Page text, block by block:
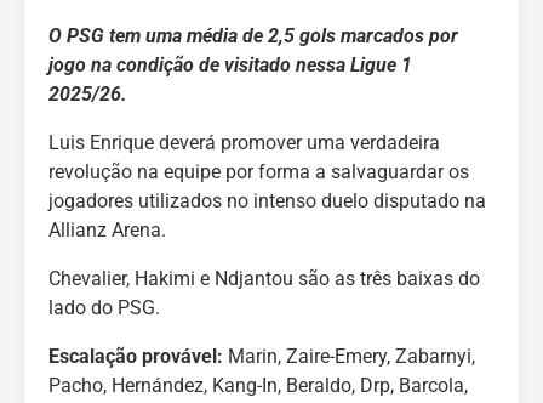
O PSG tem uma média de 2,5 gols marcados por
jogo na condição de visitado nessa Ligue 1
2025/26.
Luis Enrique deverá promover uma verdadeira
revolução na equipe por forma a salvaguardar os
jogadores utilizados no intenso duelo disputado na
Allianz Arena.
Chevalier, Hakimi e Ndjantou são as três baixas do
lado do PSG.
Escalação provável: Marin, Zaire-Emery, Zabarnyi,
Pacho, Hernández, Kang-In, Beraldo, Drp, Barcola,